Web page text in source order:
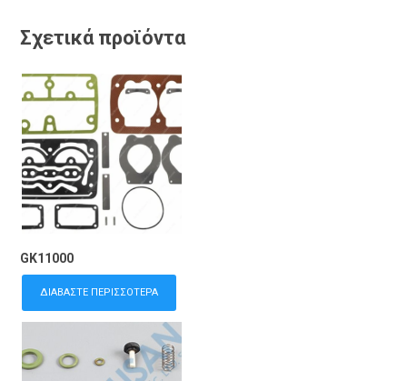
Σχετικά προϊόντα
GK11000
ΔΙΑΒΆΣΤΕ ΠΕΡΙΣΣΌΤΕΡΑ